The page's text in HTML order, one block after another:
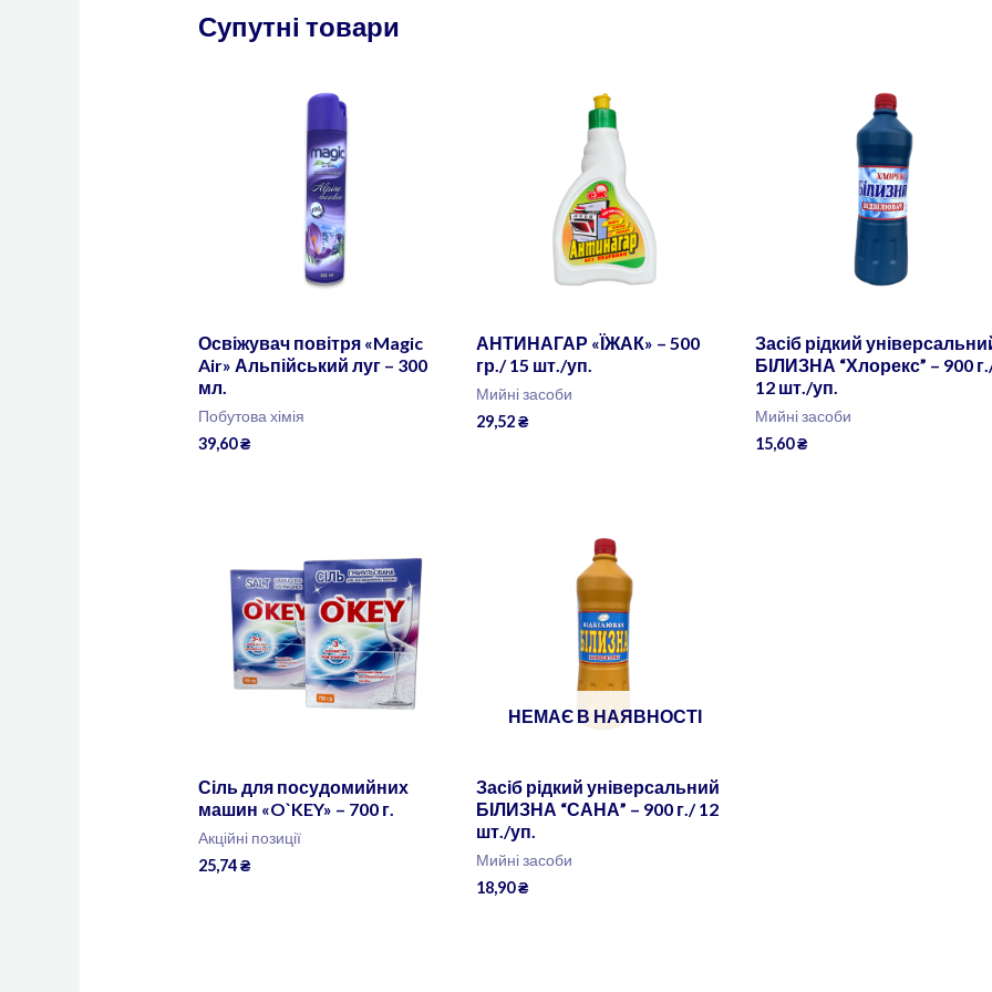
Супутні товари
Освіжувач повітря «Magic
Air» Альпійський луг – 300
мл.
Побутова хімія
39,60₴
АНТИНАГАР «ЇЖАК» – 500
гр./ 15 шт./уп.
Мийні засоби
29,52₴
Засіб рідкий
БІЛИЗНА “Хлорекс” – 900
12 шт./уп.
Мийні засоби
15,60₴
Сіль для посудомийних
машин «O`KEY» – 700 г.
Акційні позиції
25,74₴
НЕМАЄ В НАЯВНОСТІ
Засіб рідкий універсальний
БІЛИЗНА “САНА” – 900 г./ 12
шт./уп.
Мийні засоби
18,90₴